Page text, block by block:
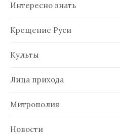
Интересно знать
Крещение Руси
Культы
Лица прихода
Митрополия
Новости